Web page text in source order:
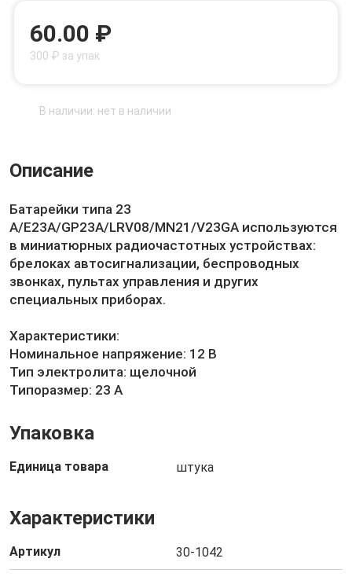
60.00 ₽
300 ₽ за упак
В наличии: нет в наличии
Описание
Батарейки типа 23
А/E23A/GP23A/LRV08/MN21/V23GA используются
в миниатюрных радиочастотных устройствах:
брелоках автосигнализации, беспроводных
звонках, пультах управления и других
специальных приборах.
Характеристики:
Номинальное напряжение: 12 В
Тип электролита: щелочной
Типоразмер: 23 А
Упаковка
Единица товара штука
Характеристики
Артикул 30-1042